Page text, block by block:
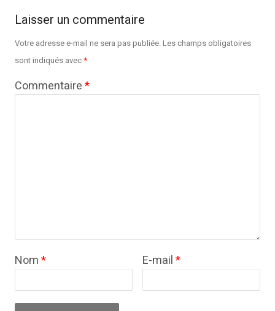
Laisser un commentaire
Votre adresse e-mail ne sera pas publiée.Les champs obligatoires
sont indiqués avec*
Commentaire*
Nom* E-mail*